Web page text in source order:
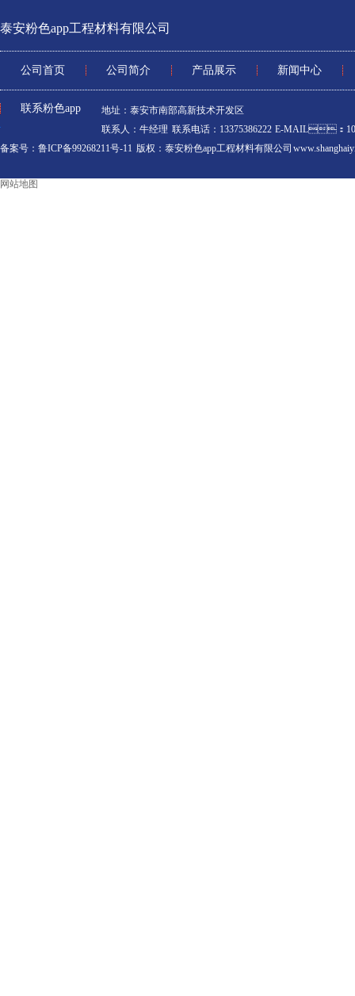
泰安粉色app工程材料有限公司
公司首页 公司简介 产品展示 新闻中心
联系粉色app
地址：泰安市南部高新技术开发区
联系人：牛经理 联系电话：13375386222 E-MAIL：
备案号：鲁ICP备99268211号-11 版权：泰安粉色app工程材料有限公司
网站地图